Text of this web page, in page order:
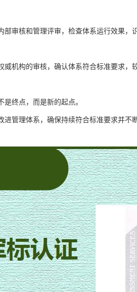
部审核和管理评审，检查体系运行效果，
威机构的审核，确认体系符合标准要求，
是终点，而是新的起点。
进管理体系，确保持续符合标准要求并不